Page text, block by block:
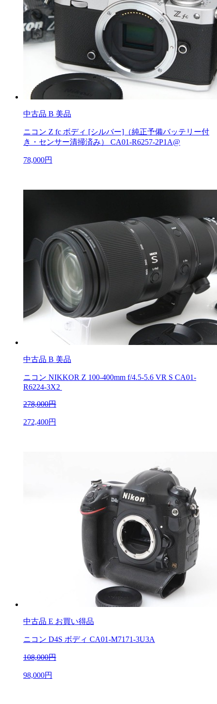
中古品 B 美品
ニコン Z fc ボディ [シルバー]（純正予備バッテリー付
き・センサー清掃済み） CA01-R6257-2P1A@
78,000円
中古品 B 美品
ニコン NIKKOR Z 100-400mm f/4.5-5.6 VR S CA01-
R6224-3X2
278,000円
272,400円
中古品 E お買い得品
ニコン D4S ボディ CA01-M7171-3U3A
108,000円
98,000円